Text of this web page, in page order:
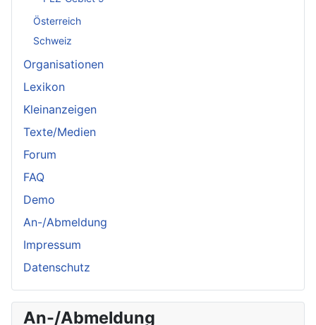
Österreich
Schweiz
Organisationen
Lexikon
Kleinanzeigen
Texte/Medien
Forum
FAQ
Demo
An-/Abmeldung
Impressum
Datenschutz
An-/Abmeldung